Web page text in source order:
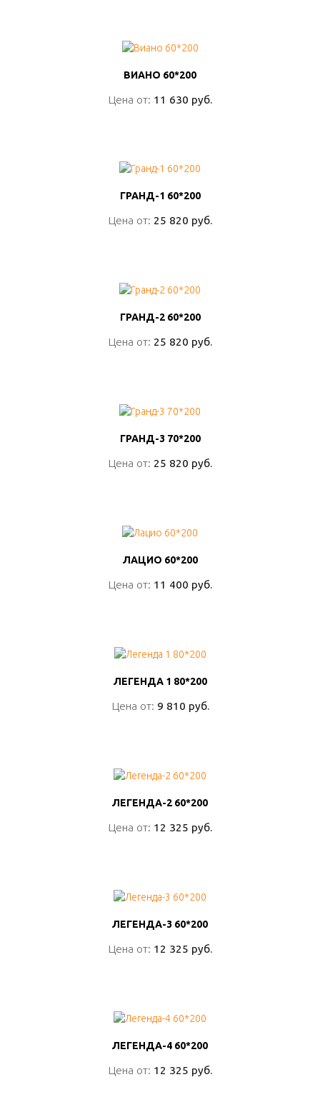
ВИАНО 60*200
Цена от: 11 630 руб.
ВИАНО 60*200
Цена от: 11 630 руб.
ГРАНД-1 60*200
Цена от: 25 820 руб.
ГРАНД-1 60*200
Цена от: 25 820 руб.
ГРАНД-2 60*200
Цена от: 25 820 руб.
ГРАНД-2 60*200
Цена от: 25 820 руб.
ГРАНД-3 70*200
Цена от: 25 820 руб.
ГРАНД-3 70*200
Цена от: 25 820 руб.
ЛАЦИО 60*200
Цена от: 11 400 руб.
ЛАЦИО 60*200
Цена от: 11 400 руб.
ЛЕГЕНДА 1 80*200
Цена от: 9 810 руб.
ЛЕГЕНДА 1 80*200
Цена от: 9 810 руб.
ЛЕГЕНДА-2 60*200
Цена от: 12 325 руб.
ЛЕГЕНДА-2 60*200
Цена от: 12 325 руб.
ЛЕГЕНДА-3 60*200
Цена от: 12 325 руб.
ЛЕГЕНДА-3 60*200
Цена от: 12 325 руб.
ЛЕГЕНДА-4 60*200
Цена от: 12 325 руб.
ЛЕГЕНДА-4 60*200
Цена от: 12 325 руб.